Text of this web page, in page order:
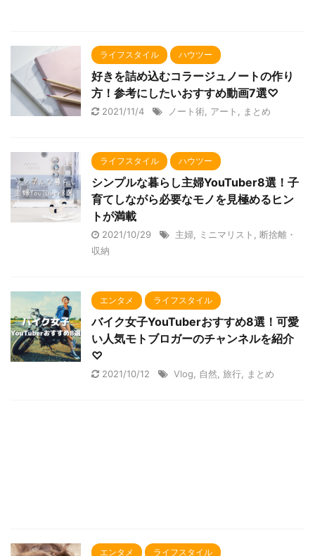
ライフスタイル ハウツー
好きを詰め込むコラージュノートの作り
方！参考にしたいおすすめ動画7選♡
2021/11/4 ノート術 アート まとめ
ライフスタイル ハウツー
シンプルな暮らし主婦YouTuber8選！子
育てしながら必要なモノを見極めるヒン
トが満載
2021/10/29 主婦 ミニマリスト
断捨離・
収納
エンタメ ライフスタイル
バイク女子YouTuberおすすめ8選！可愛
い人気モトブロガーのチャンネルを紹介
♡
2021/10/12 Vlog 自然 旅行 まとめ
エンタメ ライフスタイル